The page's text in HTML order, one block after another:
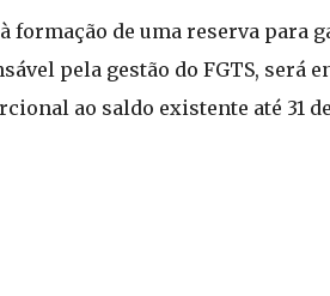
formação de uma reserva para
pela gestão do FGTS, será
ao saldo existente até 31